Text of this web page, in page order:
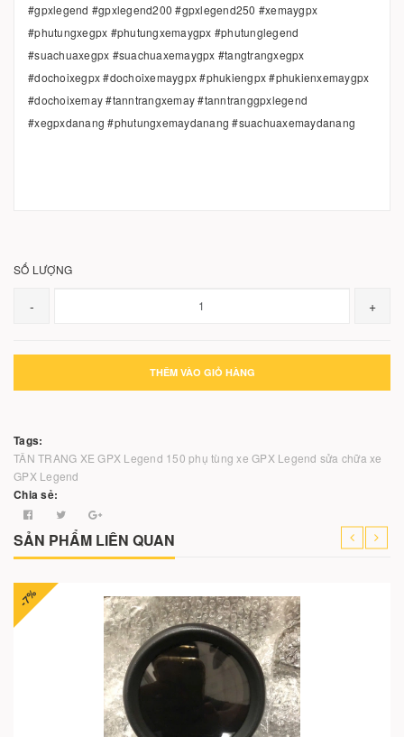
#gpxlegend #gpxlegend200 #gpxlegend250 #xemaygpx
#phutungxegpx #phutungxemaygpx #phutunglegend
#suachuaxegpx #suachuaxemaygpx #tangtrangxegpx
#dochoixegpx #dochoixemaygpx #phukiengpx #phukienxemaygpx
#dochoixemay #tanntrangxemay #tanntranggpxlegend
#xegpxdanang #phutungxemaydanang #suachuaxemaydanang
SỐ LƯỢNG
- +
THÊM VÀO GIỎ HÀNG
Tags:
TÂN TRANG XE GPX Legend 150 phụ tùng xe GPX Legend sửa chữa xe
GPX Legend
Chia sẻ:
SẢN PHẨM LIÊN QUAN
-7%